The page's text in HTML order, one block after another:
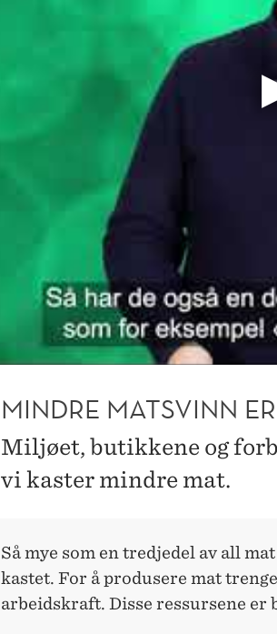
MINDRE MATSVINN
Miljøet, butikkene og
vi kaster mindre mat.
Så mye som en tredjedel av all
kastet. For å produsere mat
arbeidskraft. Disse ressursene er